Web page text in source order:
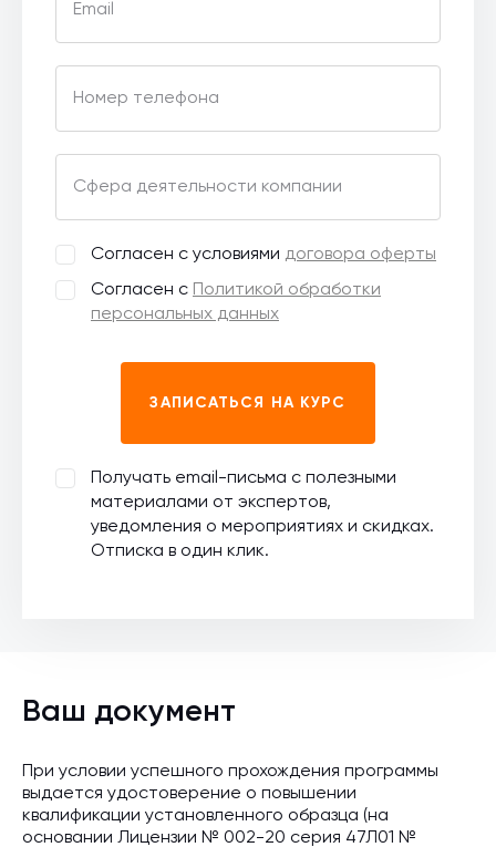
Email
Номер телефона
Сфера деятельности компании
Согласен с условиями договора оферты
Согласен с
Политикой обработки
персональных данных
ЗАПИСАТЬСЯ НА КУРС
Получать email-письма с полезными
материалами от экспертов,
уведомления о мероприятиях и скидках.
Отписка в один клик.
Ваш документ
При условии успешного прохождения программы
выдается удостоверение о повышении
квалификации установленного образца (на
основании Лицензии № 002-20 серия 47Л01 №